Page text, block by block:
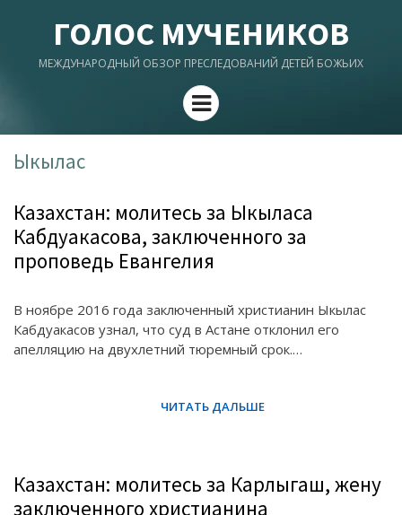
ГОЛОС МУЧЕНИКОВ
МЕЖДУНАРОДНЫЙ ОБЗОР ПРЕСЛЕДОВАНИЙ ДЕТЕЙ БОЖЬИХ
Menu
Ыкылас
Казахстан: молитесь за Ыкыласа
Кабдуакасова, заключенного за
проповедь Евангелия
В ноябре 2016 года заключенный христианин Ыкылас
Кабдуакасов узнал, что суд в Астане отклонил его
апелляцию на двухлетний тюремный срок.…
Казахстан: молитесь за Карлыгаш, жену
заключенного христианина